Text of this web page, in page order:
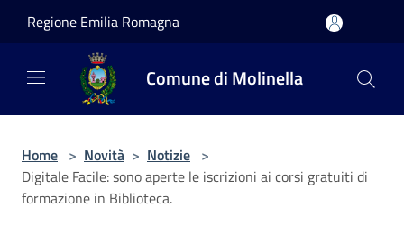
Regione Emilia Romagna
Comune di Molinella
Home > Novità > Notizie >
Digitale Facile: sono aperte le iscrizioni ai corsi gratuiti di
formazione in Biblioteca.